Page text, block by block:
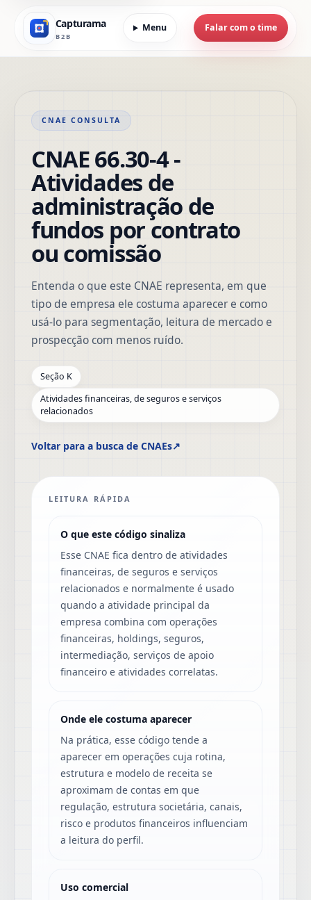
Capturama
B2B
Menu Falar com o time
CNAE CONSULTA
CNAE 66.30-4 -
Atividades de
administração de
fundos por contrato
ou comissão
Entenda o que este CNAE representa, em que
tipo de empresa ele costuma aparecer e como
usá-lo para segmentação, leitura de mercado e
prospecção com menos ruído.
Seção K
Atividades financeiras, de seguros e serviços
relacionados
Voltar para a busca de CNAEs↗
LEITURA RÁPIDA
O que este código sinaliza
Esse CNAE fica dentro de atividades
financeiras, de seguros e serviços
relacionados e normalmente é usado
quando a atividade principal da
empresa combina com operações
financeiras, holdings, seguros,
intermediação, serviços de apoio
financeiro e atividades correlatas.
Onde ele costuma aparecer
Na prática, esse código tende a
aparecer em operações cuja rotina,
estrutura e modelo de receita se
aproximam de contas em que
regulação, estrutura societária, canais,
risco e produtos financeiros influenciam
a leitura do perfil.
Uso comercial